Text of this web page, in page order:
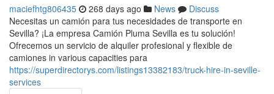
maciefhtg806435 268 days ago News
Discuss
Necesitas un camión para tus necesidades de transporte en
Sevilla? ¡La empresa Camión Pluma Sevilla es tu solución!
Ofrecemos un servicio de alquiler profesional y flexible de
camiones in various capacities para
https://superdirectorys.com/listings13382183/truck-hire-in-seville-
services